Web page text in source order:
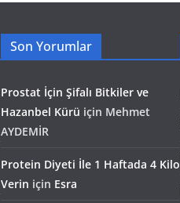
Son Yorumlar
Prostat İçin Şifalı Bitkiler ve
Hazanbel Kürü için Mehmet
AYDEMİR
Protein Diyeti İle 1 Haftada 4 Kilo
Verin için Esra